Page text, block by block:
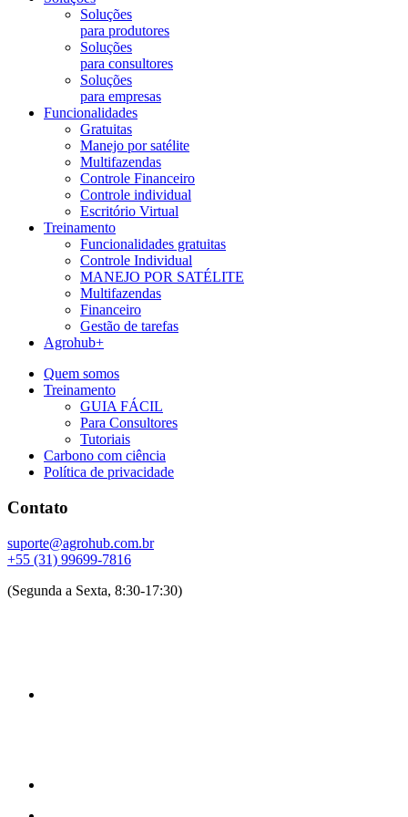
Soluções
para produtores
Soluções
para consultores
Soluções
para empresas
Funcionalidades
Gratuitas
Manejo por satélite
Multifazendas
Controle Financeiro
Controle individual
Escritório Virtual
Treinamento
Funcionalidades gratuitas
Controle Individual
MANEJO POR SATÉLITE
Multifazendas
Financeiro
Gestão de tarefas
Agrohub+
Quem somos
Treinamento
GUIA FÁCIL
Para Consultores
Tutoriais
Carbono com ciência
Política de privacidade
Contato
suporte@agrohub.com.br
+55 (31) 99699-7816
(Segunda a Sexta, 8:30-17:30)